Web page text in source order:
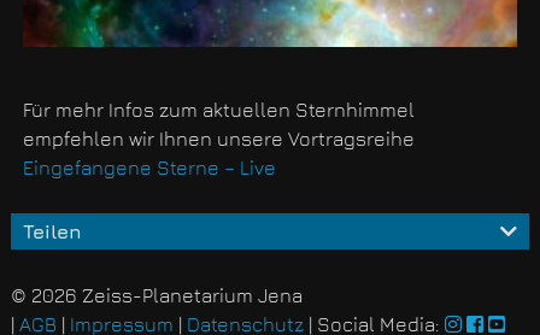
Für mehr Infos zum aktuellen Sternhimmel
empfehlen wir Ihnen unsere Vortragsreihe
Eingefangene Sterne – Live
Teilen
© 2026 Zeiss-Planetarium Jena
AGB Impressum Datenschutz| Social Media: